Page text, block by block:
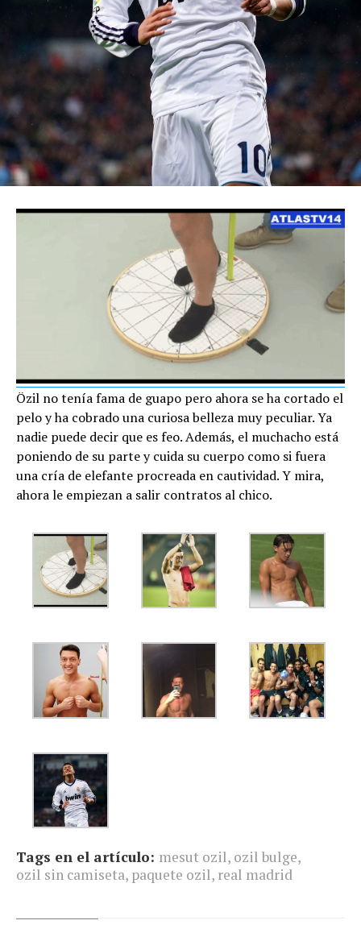
Özil no tenía fama de guapo pero ahora se ha cortado el
pelo y ha cobrado una curiosa belleza muy peculiar. Ya
nadie puede decir que es feo. Además, el muchacho está
poniendo de su parte y cuida su cuerpo como si fuera
una cría de elefante procreada en cautividad. Y mira,
ahora le empiezan a salir contratos al chico.
Tags en el artículo: mesut ozil, ozil bulge,
ozil sin camiseta, paquete ozil, real madrid